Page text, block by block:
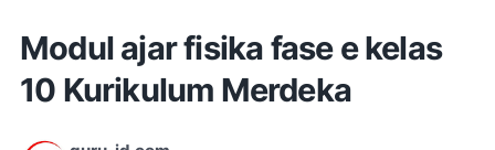
Modul ajar fisika fase e kelas
10 Kurikulum Merdeka